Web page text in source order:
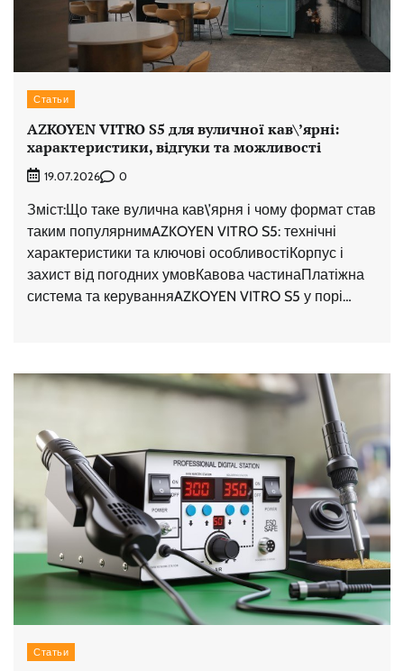
Статьи
AZKOYEN VITRO S5 для вуличної кав\’ярні:
характеристики, відгуки та можливості
19.07.2026 0
Зміст:Що таке вулична кав\’ярня і чому формат став
таким популярнимAZKOYEN VITRO S5: технічні
характеристики та ключові особливостіКорпус і
захист від погодних умовКавова частинаПлатіжна
система та керуванняAZKOYEN VITRO S5 у порі…
Статьи